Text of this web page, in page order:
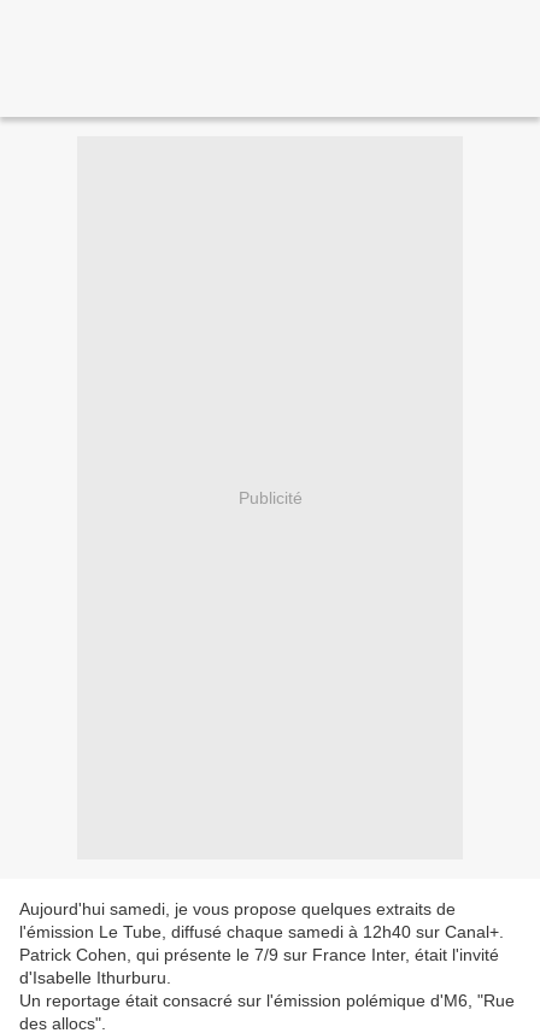
Publicité
Aujourd'hui samedi, je vous propose quelques extraits de
l'émission Le Tube, diffusé chaque samedi à 12h40 sur Canal+.
Patrick Cohen, qui présente le 7/9 sur France Inter, était l'invité
d'Isabelle Ithurburu.
Un reportage était consacré sur l'émission polémique d'M6, "Rue
des allocs".